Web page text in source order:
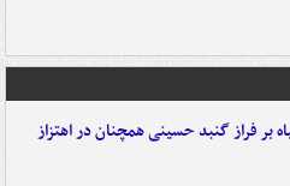
بر فراز گنبد حسینی همچنان در اهتزاز